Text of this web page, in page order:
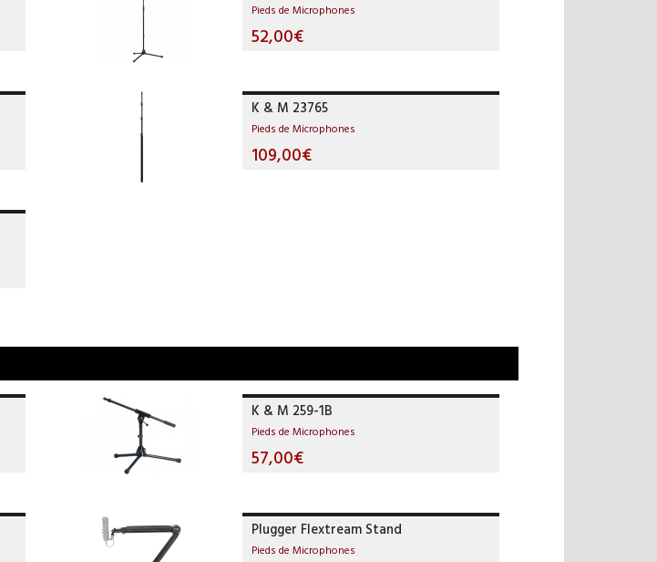
Pieds de Microphones
52,00€
K & M 23765
Pieds de Microphones
109,00€
K & M 259-1B
Pieds de Microphones
57,00€
Plugger Flextream Stand
Pieds de Microphones